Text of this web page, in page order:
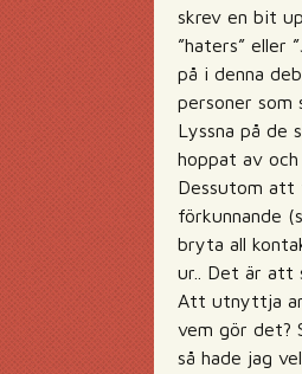
skrev en bit
”haters” eller
på i denna
personer som
Lyssna på de
hoppat av
Dessutom att
förkunnande
bryta all
ur.. Det är att
Att utnyttja
vem gör det?
så hade jag